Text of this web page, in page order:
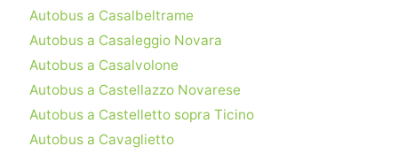
Autobus a Casalbeltrame
Autobus a Casaleggio Novara
Autobus a Casalvolone
Autobus a Castellazzo Novarese
Autobus a Castelletto sopra Ticino
Autobus a Cavaglietto